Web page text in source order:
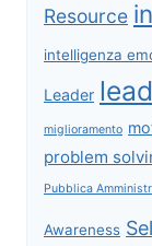
Resource
intelligenza
Leader
miglioramento
problem
Pubblica
Awareness